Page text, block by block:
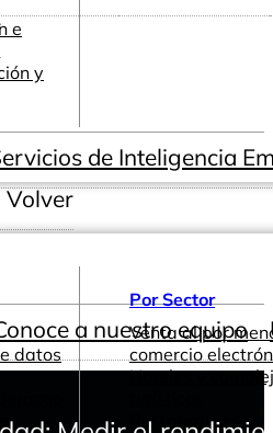
e
y
datos
Por Sector
Venta al por
comercio
Hoteles y
Restaurantes
de Inteligencia
Volver
a nuestro equipo